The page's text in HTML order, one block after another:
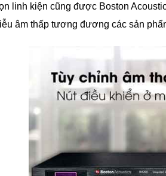
linh kiện cũng được Boston
âm thấp tương đương các sản